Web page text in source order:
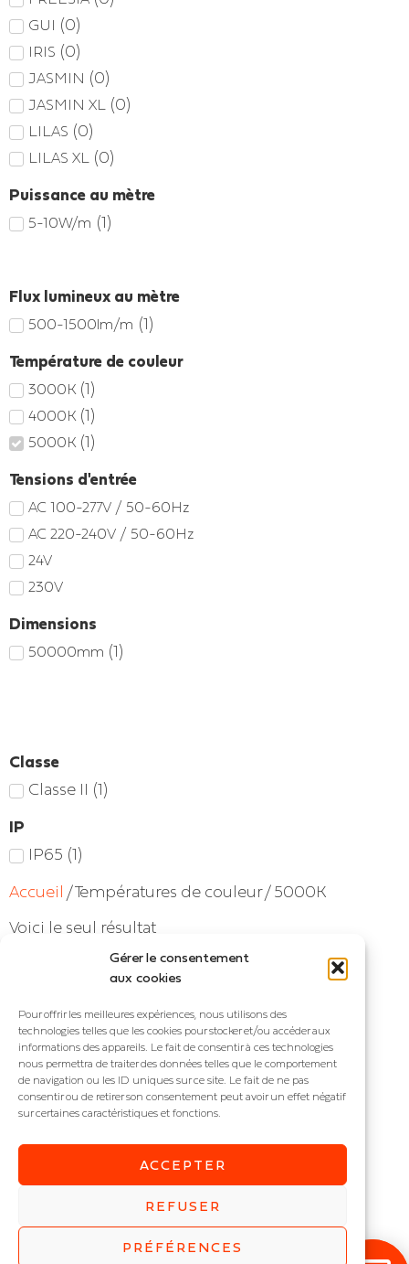
Gérer le consentement
aux cookies
Pour offrir les meilleures expériences, nous utilisons des
technologies telles que les cookies pour stocker et/ou accéder aux
informations des appareils. Le fait de consentir à ces technologies
nous permettra de traiter des données telles que le comportement
de navigation ou les ID uniques sur ce site. Le fait de ne pas
consentir ou de retirer son consentement peut avoir un effet négatif
sur certaines caractéristiques et fonctions.
ACCEPTER
REFUSER
PRÉFÉRENCES
GUI (0)
IRIS (0)
JASMIN (0)
JASMIN XL (0)
LILAS (0)
LILAS XL (0)
Puissance au mètre
5-10W/m (1)
Flux lumineux au mètre
500-1500lm/m (1)
Température de couleur
3000K (1)
4000K (1)
5000K (1)
Tensions d'entrée
AC 100-277V / 50-60Hz
AC 220-240V / 50-60Hz
24V
230V
Dimensions
50000mm (1)
Classe
Classe II (1)
IP
IP65 (1)
Accueil / Températures de couleur / 5000K
Voici le seul résultat
Ruban LED de chantier